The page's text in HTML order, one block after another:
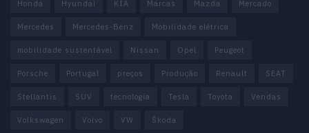
Honda Hyundai KIA Marcas Mazda Mercado
Mercedes Mercedes-Benz Mobilidade elétrica
mobilidade sustentável Nissan Opel Peugeot
Porsche Portugal preços Produção Renault SEAT
Stellantis SUV tecnologia Tesla Toyota Vendas
Volkswagen Volvo VW Škoda